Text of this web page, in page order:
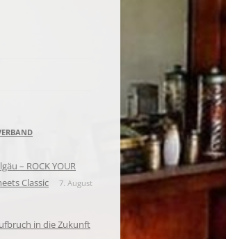
– ROCK YOUR
Classic
7. August
in die Zukunft